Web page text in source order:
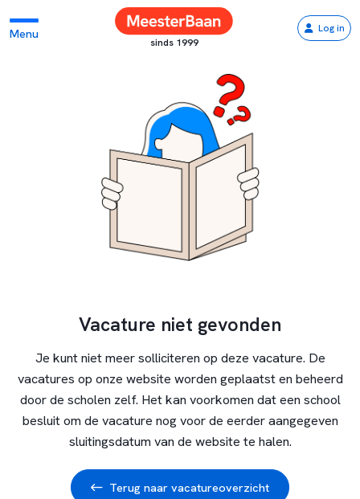
Menu
sinds 1999
Log in
Vacature niet gevonden
Je kunt niet meer solliciteren op deze vacature. De
vacatures op onze website worden geplaatst en beheerd
door de scholen zelf. Het kan voorkomen dat een school
besluit om de vacature nog voor de eerder aangegeven
sluitingsdatum van de website te halen.
Terug naar vacatureoverzicht